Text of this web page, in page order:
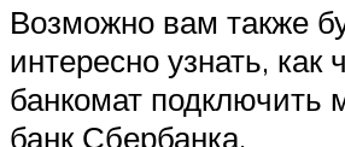
Возможно вам также
интересно узнать, как
банкомат подключить
банк Сбербанка.